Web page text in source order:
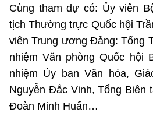
BỘ KHOA HỌC VÀ
MINISTRY OF SCIENCE AND
Điều khoản sử dụng Theo dõi MST:
Cơ quan chủ quản: Bộ Khoa học và
Chịu trách nhiệm nội dung: Nguyễn
Giám đốc Trung tâm Truyền thông
Cùng tham dự có: Ủy viên
tịch Thường trực Quốc hội
viên Trung ương Đảng: Tổng
nhiệm Văn phòng Quốc hội
nhiệm Ủy ban Văn hóa,
Nguyễn Đắc Vinh, Tổng Biên
Đoàn Minh Huấn…